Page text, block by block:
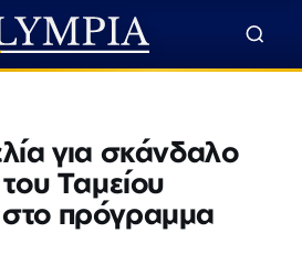
για σκάνδαλο
Ταμείου
πρόγραμμα